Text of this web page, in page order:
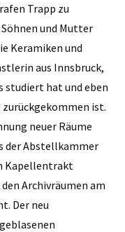
Trapp zu
und Mutter
Keramiken und
aus Innsbruck,
studiert hat und eben
ist.
neuer Räume
der Abstellkammer
Kapellentrakt
Archivräumen am
Der neu